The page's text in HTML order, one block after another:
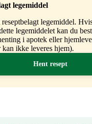
legemiddel
reseptbelagt legemiddel.
legemiddelet kan du
i apotek eller
kan ikke leveres hjem).
Hent resept